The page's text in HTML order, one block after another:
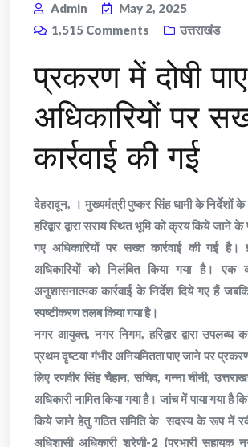
Admin
May 2, 2025
1,515 Comments उत्तराखंड
प्रकरण में दोषी
अधिकारियों पर
कार्रवाई की गई
देहरादून, । मुख्यमंत्री पुष्कर सिंह धामी के निर्देशों
हरिद्वार द्वारा सराय स्थित भूमि को क्रय किये जाने
गए अधिकारियों पर सख्त कार्रवाई की गई
अधिकारियों को निलंबित किया गया है। एक
अनुशासनात्मक कार्रवाई के निर्देश दिये गए हैं
स्पष्टीकरण तलब किया गया है।
नगर आयुक्त, नगर निगम, हरिद्वार द्वारा उपलब्ध
प्रथम दृष्टया गंभीर अनियमितता पाए जाने पर
लिए रणवीर सिंह चैहान, सचिव, गन्ना चीनी,
अधिकारी नामित किया गया है। जांच में पाया गया है
किये जाने हेतु गठित समिति के सदस्य के रूप में
अधिशासी अधिकारी श्रेणी-2 (प्रभारी